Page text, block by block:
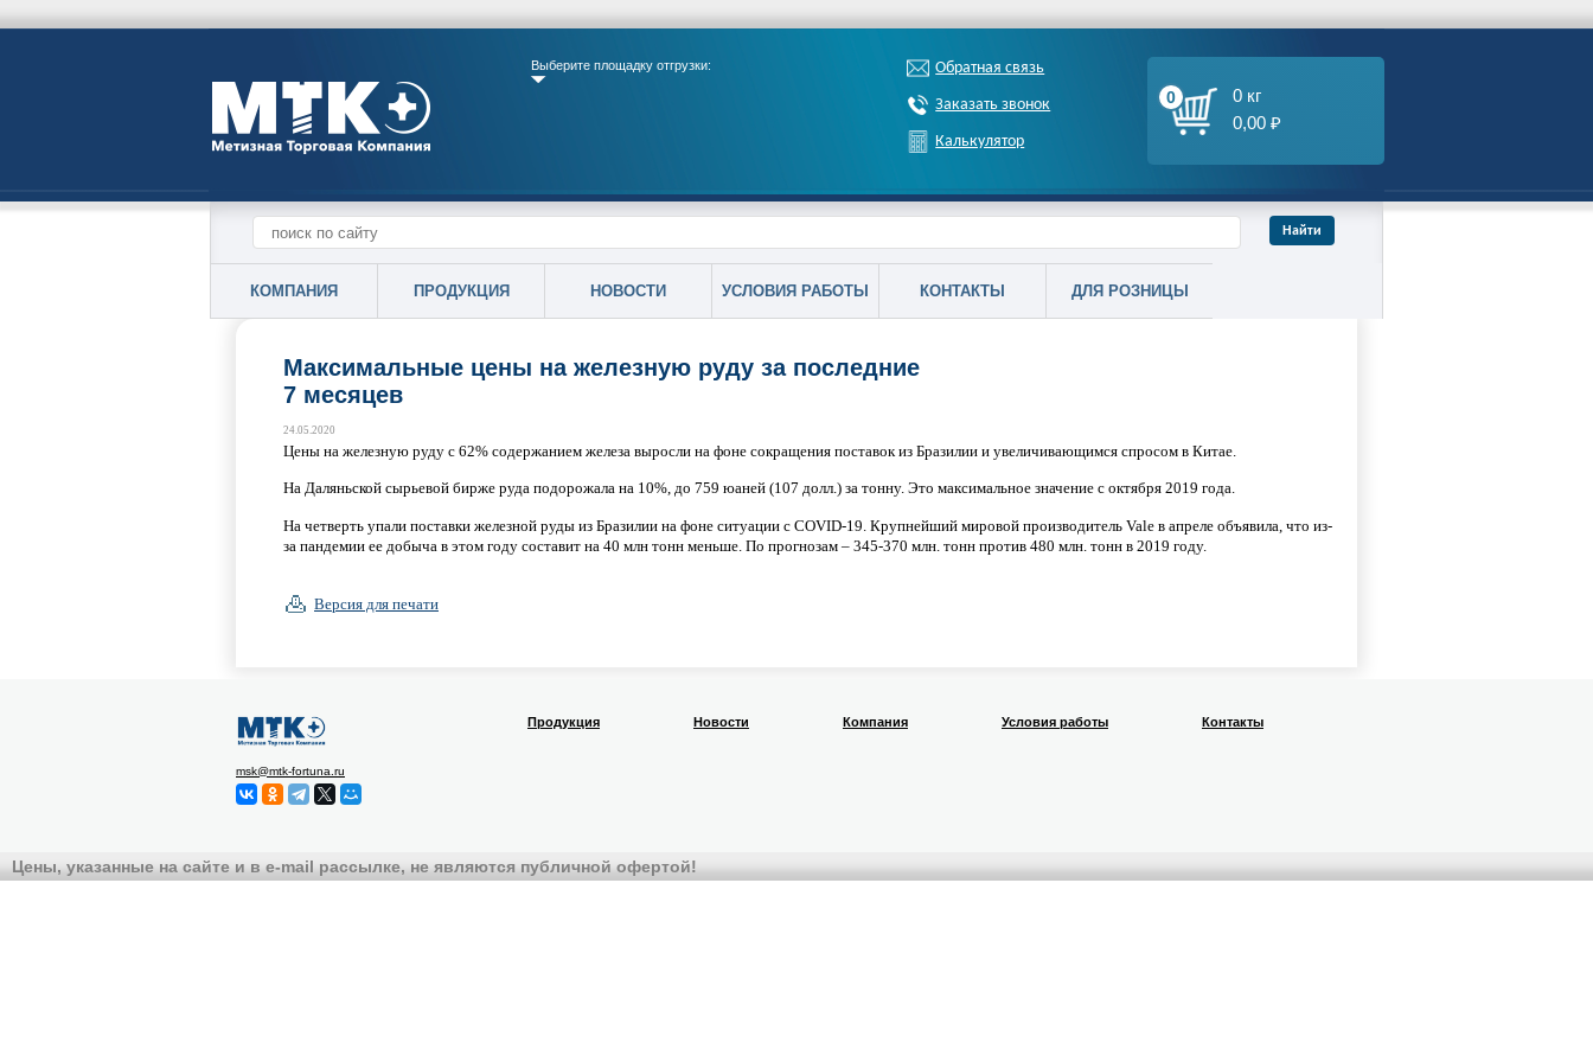
Выберите площадку отгрузки: Обратная связь
Заказать звонок
Калькулятор
0
0 кг
0,00 ₽
КОМПАНИЯ ПРОДУКЦИЯ НОВОСТИ УСЛОВИЯ РАБОТЫ КОНТАКТЫ ДЛЯ РОЗНИЦЫ
Максимальные цены на железную руду за последние
7 месяцев
24.05.2020
Цены на железную руду с 62% содержанием железа выросли на фоне сокращения поставок из Бразилии и увеличивающимся спросом в Китае.
На Даляньской сырьевой бирже руда подорожала на 10%, до 759 юаней (107 долл.) за тонну. Это максимальное значение с октября 2019 года.
На четверть упали поставки железной руды из Бразилии на фоне ситуации с COVID-19. Крупнейший мировой производитель Vale в апреле объявила, что из-
за пандемии ее добыча в этом году составит на 40 млн тонн меньше. По прогнозам – 345-370 млн. тонн против 480 млн. тонн в 2019 году.
Версия для печати
msk@mtk-fortuna.ru
Продукция Новости Компания Условия работы Контакты
Цены, указанные на сайте и в e-mail рассылке, не являются публичной офертой!